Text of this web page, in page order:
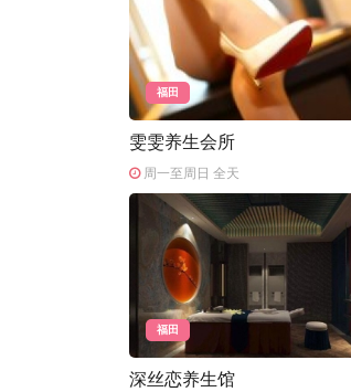
福田
雯雯养生会所
周一至周日 全天
福田
深丝恋养生馆